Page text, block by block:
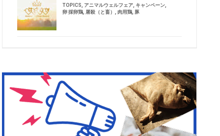
TOPICS アニマルウェルフェア キャンペーン
卵 採卵鶏 屠殺（と畜） ,肉用鶏 豚